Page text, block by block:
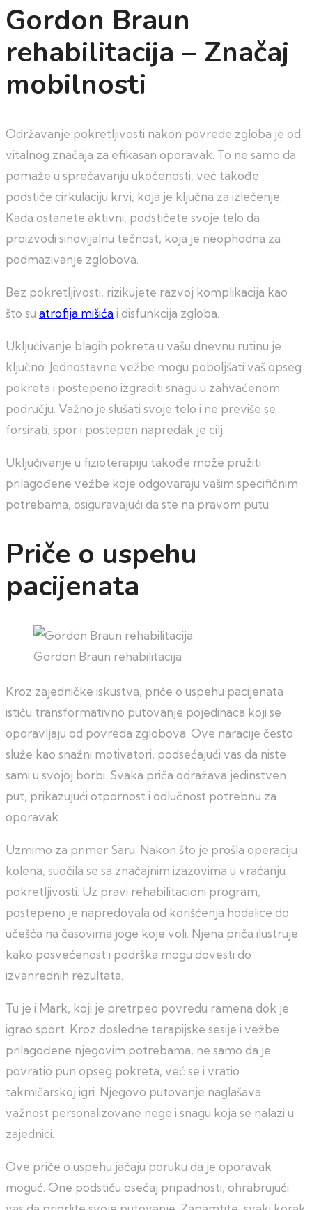
Gordon Braun
rehabilitacija – Značaj
mobilnosti
Održavanje pokretljivosti nakon povrede zgloba je od
vitalnog značaja za efikasan oporavak. To ne samo da
pomaže u sprečavanju ukočenosti, već takođe
podstiče cirkulaciju krvi, koja je ključna za izlečenje.
Kada ostanete aktivni, podstičete svoje telo da
proizvodi sinovijalnu tečnost, koja je neophodna za
podmazivanje zglobova.
Bez pokretljivosti, rizikujete razvoj komplikacija kao
što su atrofija mišićai disfunkcija zgloba.
Uključivanje blagih pokreta u vašu dnevnu rutinu je
ključno. Jednostavne vežbe mogu poboljšati vaš opseg
pokreta i postepeno izgraditi snagu u zahvaćenom
području. Važno je slušati svoje telo i ne previše se
forsirati; spor i postepen napredak je cilj.
Uključivanje u fizioterapiju takođe može pružiti
prilagođene vežbe koje odgovaraju vašim specifičnim
potrebama, osiguravajući da ste na pravom putu.
Priče o uspehu
pacijenata
Gordon Braun rehabilitacija
Kroz zajedničke iskustva, priče o uspehu pacijenata
ističu transformativno putovanje pojedinaca koji se
oporavljaju od povreda zglobova. Ove naracije često
služe kao snažni motivatori, podsećajući vas da niste
sami u svojoj borbi. Svaka priča odražava jedinstven
put, prikazujući otpornost i odlučnost potrebnu za
oporavak.
Uzmimo za primer Saru. Nakon što je prošla operaciju
kolena, suočila se sa značajnim izazovima u vraćanju
pokretljivosti. Uz pravi rehabilitacioni program,
postepeno je napredovala od korišćenja hodalice do
učešća na časovima joge koje voli. Njena priča ilustruje
kako posvećenost i podrška mogu dovesti do
izvanrednih rezultata.
Tu je i Mark, koji je pretrpeo povredu ramena dok je
igrao sport. Kroz dosledne terapijske sesije i vežbe
prilagođene njegovim potrebama, ne samo da je
povratio pun opseg pokreta, već se i vratio
takmičarskoj igri. Njegovo putovanje naglašava
važnost personalizovane nege i snagu koja se nalazi u
zajednici.
Ove priče o uspehu jačaju poruku da je oporavak
moguć. One podstiču osećaj pripadnosti, ohrabrujući